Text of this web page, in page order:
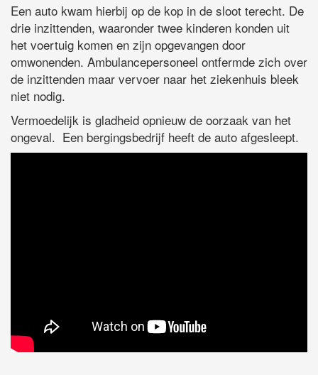
Een auto kwam hierbij op de kop in de sloot terecht. De
drie inzittenden, waaronder twee kinderen konden uit
het voertuig komen en zijn opgevangen door
omwonenden. Ambulancepersoneel ontfermde zich over
de inzittenden maar vervoer naar het ziekenhuis bleek
niet nodig.
Vermoedelijk is gladheid opnieuw de oorzaak van het
ongeval. Een bergingsbedrijf heeft de auto afgesleept.